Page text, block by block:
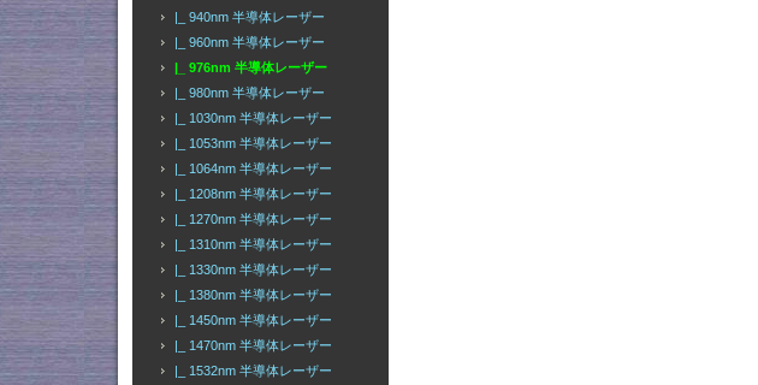
|_ 940nm 半導体レーザー
|_ 960nm 半導体レーザー
|_ 976nm 半導体レーザー
|_ 980nm 半導体レーザー
|_ 1030nm 半導体レーザー
|_ 1053nm 半導体レーザー
|_ 1064nm 半導体レーザー
|_ 1208nm 半導体レーザー
|_ 1270nm 半導体レーザー
|_ 1310nm 半導体レーザー
|_ 1330nm 半導体レーザー
|_ 1380nm 半導体レーザー
|_ 1450nm 半導体レーザー
|_ 1470nm 半導体レーザー
|_ 1532nm 半導体レーザー